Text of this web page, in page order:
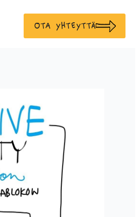
Ota yhteyttä